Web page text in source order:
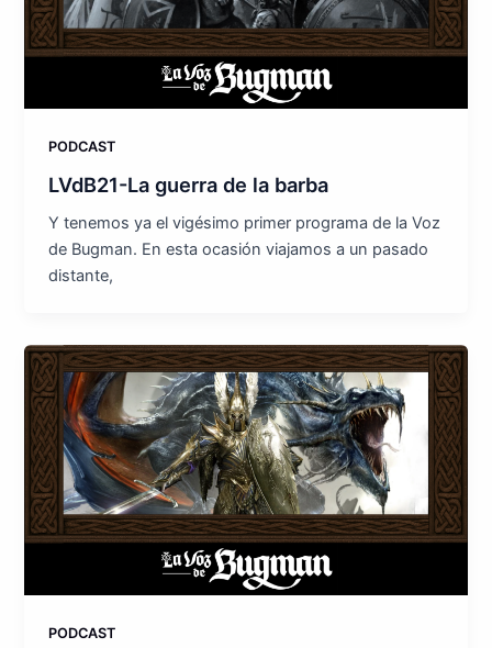
PODCAST
LVdB21-La guerra de la barba
Y tenemos ya el vigésimo primer programa de la Voz
de Bugman. En esta ocasión viajamos a un pasado
distante,
PODCAST